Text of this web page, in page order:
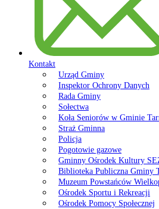
Kontakt
Urząd Gminy
Inspektor Ochrony Danych
Rada Gminy
Sołectwa
Koła Seniorów w Gminie
Straż Gminna
Policja
Pogotowie gazowe
Gminny Ośrodek Kultury
Biblioteka Publiczna Gminy
Muzeum Powstańców
Ośrodek Sportu i Rekreacji
Ośrodek Pomocy Społecznej